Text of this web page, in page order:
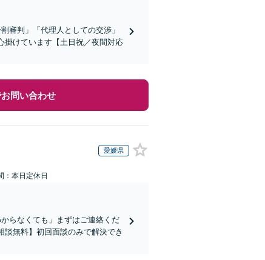
審判」「代理人としての交渉」
掛けています【土日祝／夜間対応
問い合わせ
愛媛県
：本日定休日
らなくても」まずはご連絡くだ
無料】初回面談のみで解決でき